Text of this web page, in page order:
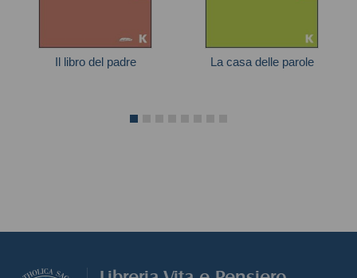
Il libro del padre La casa delle parole